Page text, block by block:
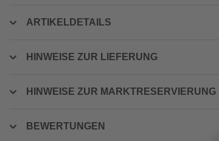
ARTIKELDETAILS
HINWEISE ZUR LIEFERUNG
HINWEISE ZUR MARKTRESERVIERUNG
BEWERTUNGEN